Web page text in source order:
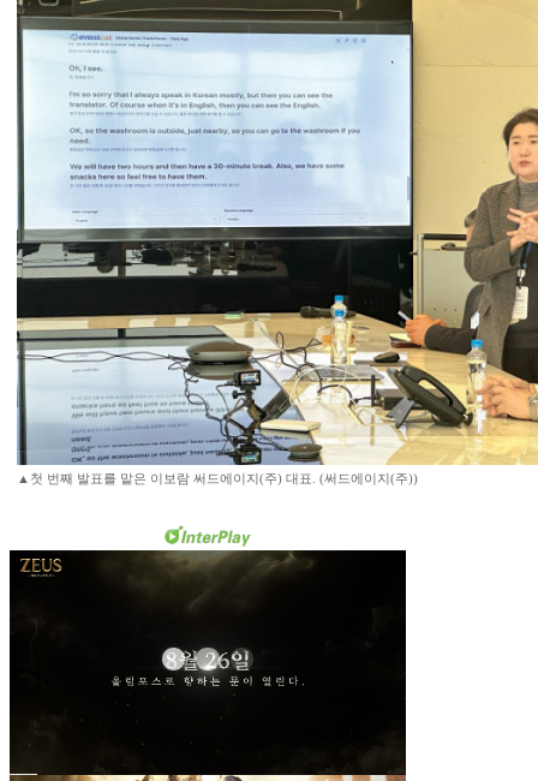
▲첫 번째 발표를 맡은 이보람 써드에이지(주) 대표. (써드에이지(주))